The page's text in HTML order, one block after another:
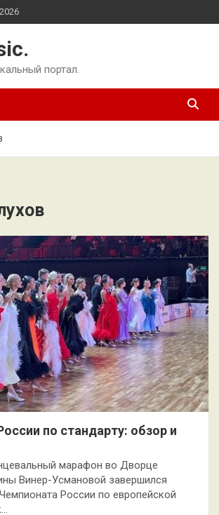
портал.
по стандарту: обзор и
марафон во Дворце
Винер-Усмановой завершился
России по европейской